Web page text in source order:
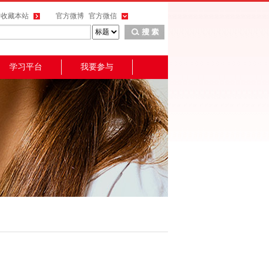
收藏本站 官方微博 官方微信
学习平台 我要参与